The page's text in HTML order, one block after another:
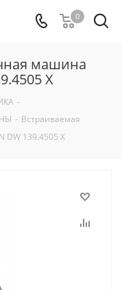
0
машина
X
-
- Встраиваемая
DW 139.4505 X